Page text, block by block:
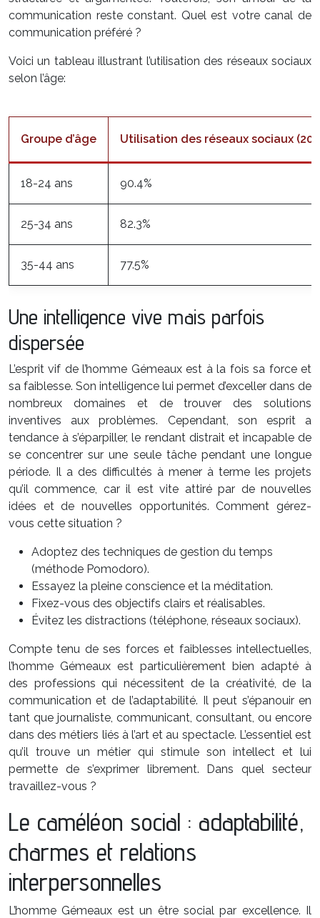
communication reste constant. Quel est votre canal de
communication préféré ?
Voici un tableau illustrant l’utilisation des réseaux sociaux
selon l’âge:
Groupe d’âge Utilisation des réseaux sociaux
18-24 ans 90.4%
25-34 ans 82.3%
35-44 ans 77.5%
Une intelligence vive mais parfois
dispersée
L’esprit vif de l’homme Gémeaux est à la fois sa force et
sa faiblesse. Son intelligence lui permet d’exceller dans de
nombreux domaines et de trouver des solutions
inventives aux problèmes. Cependant, son esprit a
tendance à s’éparpiller, le rendant distrait et incapable de
se concentrer sur une seule tâche pendant une longue
période. Il a des difficultés à mener à terme les projets
qu’il commence, car il est vite attiré par de nouvelles
idées et de nouvelles opportunités. Comment gérez-
vous cette situation ?
Adoptez des techniques de gestion du temps
(méthode Pomodoro).
Essayez la pleine conscience et la méditation.
Fixez-vous des objectifs clairs et réalisables.
Évitez les distractions (téléphone, réseaux sociaux).
Compte tenu de ses forces et faiblesses intellectuelles,
l’homme Gémeaux est particulièrement bien adapté à
des professions qui nécessitent de la créativité, de la
communication et de l’adaptabilité. Il peut s’épanouir en
tant que journaliste, communicant, consultant, ou encore
dans des métiers liés à l’art et au spectacle. L’essentiel est
qu’il trouve un métier qui stimule son intellect et lui
permette de s’exprimer librement. Dans quel secteur
travaillez-vous ?
Le caméléon social : adaptabilité,
charmes et relations
interpersonnelles
L’homme Gémeaux est un être social par excellence. Il